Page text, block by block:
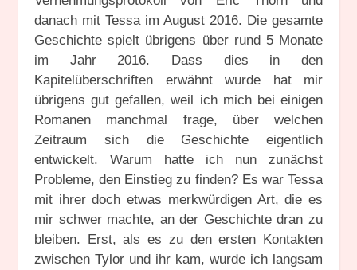
danach mit Tessa im August 2016. Die gesamte
Geschichte spielt übrigens über rund 5 Monate
im Jahr 2016. Dass dies in den
Kapitelüberschriften erwähnt wurde hat mir
übrigens gut gefallen, weil ich mich bei einigen
Romanen manchmal frage, über welchen
Zeitraum sich die Geschichte eigentlich
entwickelt. Warum hatte ich nun zunächst
Probleme, den Einstieg zu finden? Es war Tessa
mit ihrer doch etwas merkwürdigen Art, die es
mir schwer machte, an der Geschichte dran zu
bleiben. Erst, als es zu den ersten Kontakten
zwischen Tylor und ihr kam, wurde ich langsam